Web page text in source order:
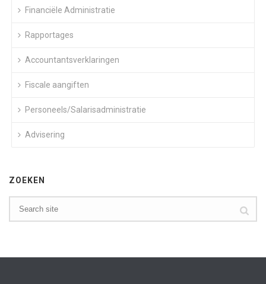
Financiële Administratie
Rapportages
Accountantsverklaringen
Fiscale aangiften
Personeels/Salarisadministratie
Advisering
ZOEKEN